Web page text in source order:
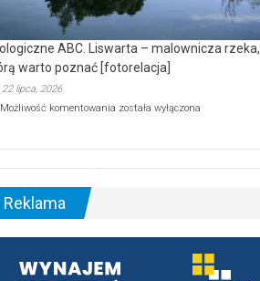
ABC. Liswarta – malownicza rzeka,
warto poznać [fotorelacja]
22 lipca, 2026
Możliwość komentowania Ekologiczne
–
malownicza
[fotorelacja]
została wyłączona
Reklama